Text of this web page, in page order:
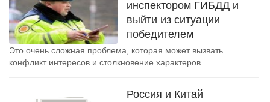
инспектором ГИБДД и
выйти из ситуации
победителем
Это очень сложная проблема, которая может вызвать
конфликт интересов и столкновение характеров...
Россия и Китай